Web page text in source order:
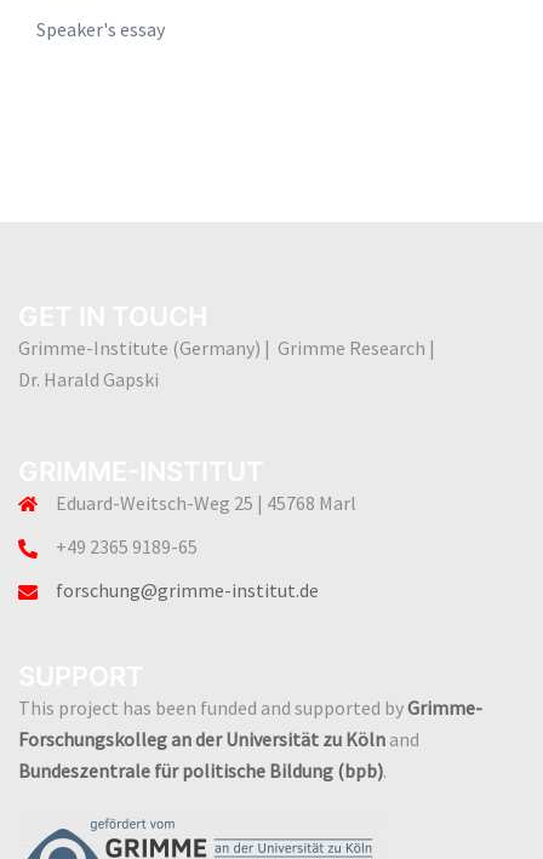
Speaker's essay
Grimme-Institute (Germany) | Grimme Research |
Dr. Harald Gapski
Eduard-Weitsch-Weg 25 | 45768 Marl
+49 2365 9189-65
forschung@grimme-institut.de
This project has been funded and supported byGrimme-
Forschungskolleg an der Universität zu Köln and
Bundeszentrale für politische Bildung (bpb).